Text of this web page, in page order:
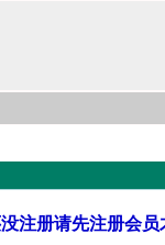
注册请先注册会员